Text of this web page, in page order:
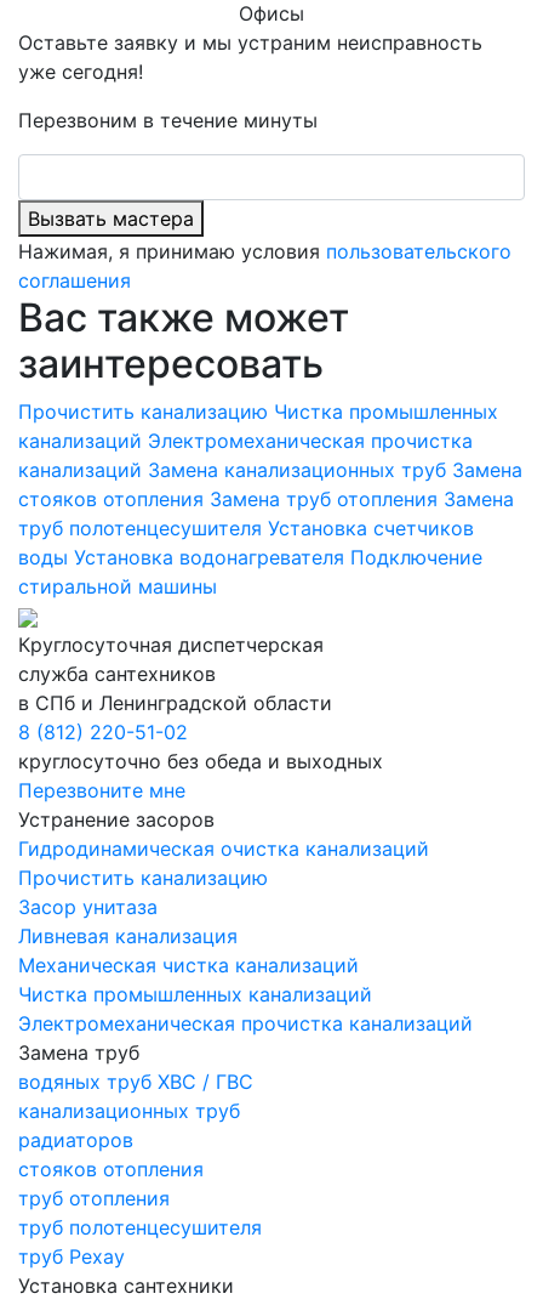
Офисы
Оставьте заявку и мы устраним неисправность
уже сегодня!
Перезвоним в течение минуты
Вызвать мастера
Нажимая, я принимаю условия пользовательского
соглашения
Вас также может
заинтересовать
Прочистить канализацию Чистка промышленных
канализаций Электромеханическая прочистка
канализаций Замена канализационных труб Замена
стояков отопления Замена труб отопления Замена
труб полотенцесушителя Установка счетчиков
воды Установка водонагревателя Подключение
стиральной машины
Круглосуточная диспетчерская
служба сантехников
в СПб и Ленинградской области
8 (812) 220-51-02
круглосуточно без обеда и выходных
Перезвоните мне
Устранение засоров
Гидродинамическая очистка канализаций
Прочистить канализацию
Засор унитаза
Ливневая канализация
Механическая чистка канализаций
Чистка промышленных канализаций
Электромеханическая прочистка канализаций
Замена труб
водяных труб ХВС / ГВС
канализационных труб
радиаторов
стояков отопления
труб отопления
труб полотенцесушителя
труб Рехау
Установка сантехники